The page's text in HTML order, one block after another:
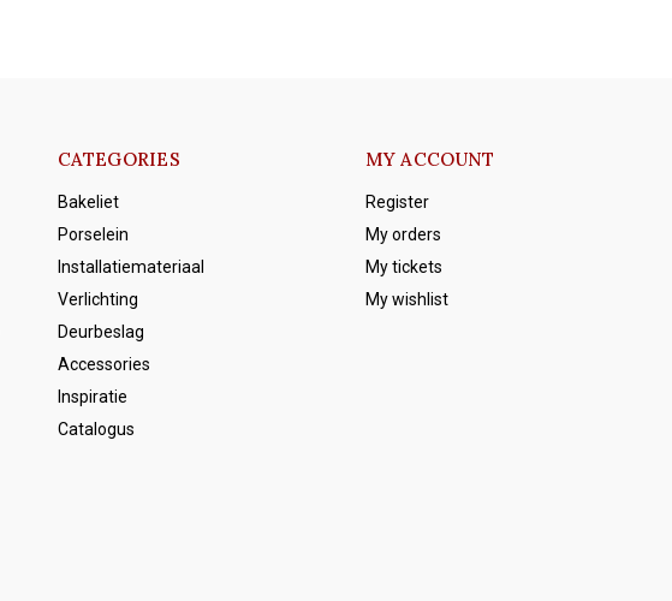
CATEGORIES
Bakeliet
Porselein
Installatiemateriaal
Verlichting
Deurbeslag
Accessories
Inspiratie
Catalogus
MY ACCOUNT
Register
My orders
My tickets
My wishlist